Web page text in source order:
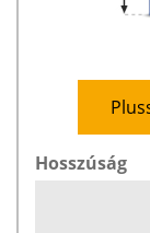
Hosszúság